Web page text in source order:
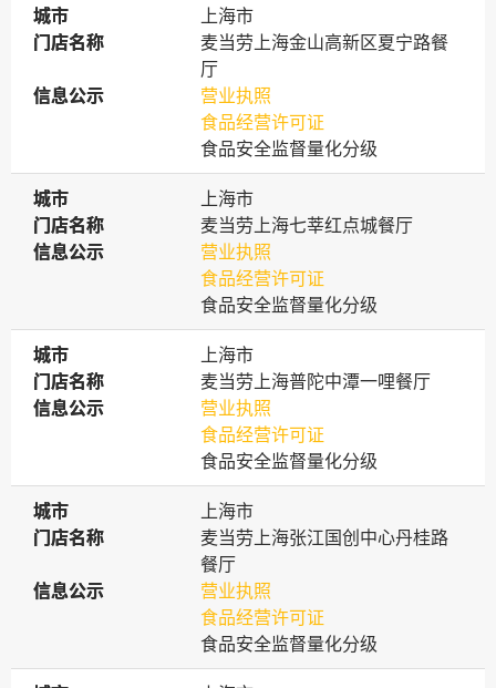
城市
城市
上海市
门店名称
门店名称
麦当劳上海金山高新区夏宁路餐
厅
信息公示
信息公示
营业执照
食品经营许可证
食品安全监督量化分级
城市
城市
上海市
门店名称
门店名称
麦当劳上海七莘红点城餐厅
信息公示
信息公示
营业执照
食品经营许可证
食品安全监督量化分级
城市
城市
上海市
门店名称
门店名称
麦当劳上海普陀中潭一哩餐厅
信息公示
信息公示
营业执照
食品经营许可证
食品安全监督量化分级
城市
城市
上海市
门店名称
门店名称
麦当劳上海张江国创中心丹桂路
餐厅
信息公示
信息公示
营业执照
食品经营许可证
食品安全监督量化分级